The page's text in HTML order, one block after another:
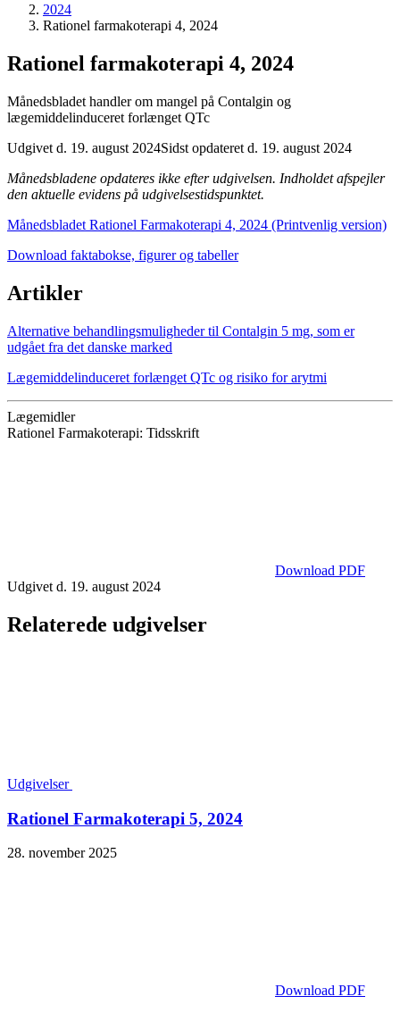
2024
Rationel farmakoterapi 4, 2024
Rationel farmakoterapi 4, 2024
Månedsbladet handler om mangel på Contalgin og
lægemiddelinduceret forlænget QTc
Udgivet d. 19. august 2024Sidst opdateret d. 19. august 2024
Månedsbladene opdateres ikke efter udgivelsen. Indholdet afspejler
den aktuelle evidens på udgivelsestidspunktet.
Månedsbladet Rationel Farmakoterapi 4, 2024 (Printvenlig version)
Download faktabokse, figurer og tabeller
Artikler
Alternative behandlingsmuligheder til Contalgin 5 mg, som er
udgået fra det danske marked
Lægemiddelinduceret forlænget QTc og risiko for arytmi
Lægemidler
Rationel Farmakoterapi: Tidsskrift
Download PDF
Udgivet d. 19. august 2024
Relaterede udgivelser
Udgivelser
Rationel Farmakoterapi 5, 2024
28. november 2025
Download PDF